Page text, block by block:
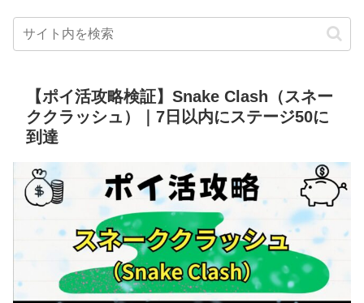
【ポイ活攻略検証】Snake Clash（スネー
ククラッシュ）｜7日以内にステージ50に
到達